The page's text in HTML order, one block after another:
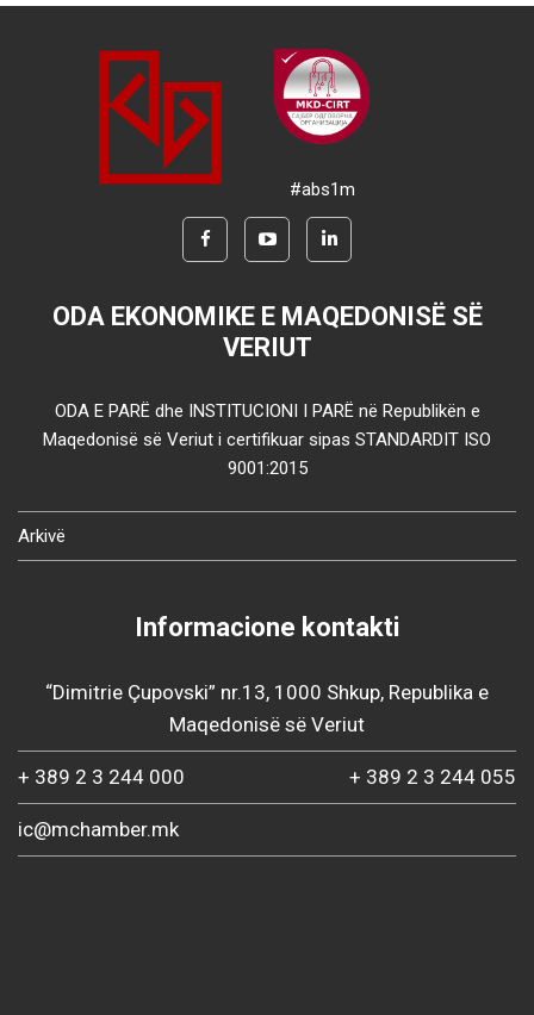
#abs1m
ODA EKONOMIKE E MAQEDONISË SË
VERIUT
ODA E PARË dhe INSTITUCIONI I PARË në Republikën e
Maqedonisë së Veriut i certifikuar sipas STANDARDIT ISO
9001:2015
Arkivë
Informacione kontakti
“Dimitrie Çupovski” nr.13, 1000 Shkup, Republika e
Maqedonisë së Veriut
+ 389 2 3 244 000 + 389 2 3 244 055
ic@mchamber.mk